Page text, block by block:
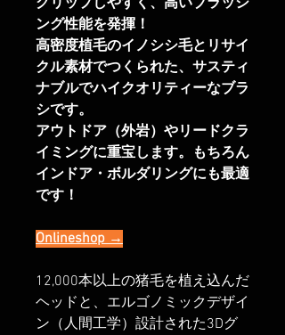
ング性能を発揮！
高密度植毛のイノシシ毛とリサイ
クル素材でつくられた、サスティ
ナブルでハイクオリティーなブラ
シです。
アウトドア（外岩）やリードクラ
イミングに重宝します。もちろん
インドア・ボルダリングにも最適
です！
Onlineshop →
12,000本以上の猪毛を植え込んだ
ヘッドと、エルゴノミックデザイ
ン（人間工学）設計された3Dグ